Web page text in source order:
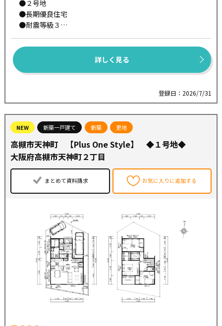
●２号地
●長期優良住宅
●耐震等級３
●断熱等級５
●一次エネルギー消費量等級６
●現地ご案内可能です♪
●フレンドマート高槻美しが丘店・・・徒歩８分
●セブンイレブン・・・徒歩１２分
●ウエルシア・・・徒歩１３分
●奥天神二丁目やまぶき児童遊園・・・徒歩５分
◆◇高槻市で不動産をお探しなら【住まいセレクト高槻】
にお任せください◇◆
創業50年以上のグループ実績を誇り、地域密着で培った信
頼と情報網で、仲介、建売、リフォームも含め住まいづく
りをサポートします！
詳しく見る
登録日：2026/7/31
NEW 新築一戸建て 新築 更地
高槻市天神町 【Plus One Style】 ◆１号地◆
大阪府高槻市天神町２丁目
まとめて資料請求 お気に入りに追加する